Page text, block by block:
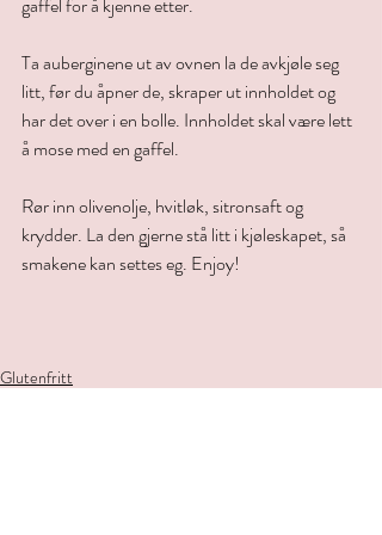
gaffel for å kjenne etter.
Ta auberginene ut av ovnen la de avkjøle seg
litt, før du åpner de, skraper ut innholdet og
har det over i en bolle. Innholdet skal være lett
å mose med en gaffel.
Rør inn olivenolje, hvitløk, sitronsaft og
krydder. La den gjerne stå litt i kjøleskapet, så
smakene kan settes eg. Enjoy!
Glutenfritt